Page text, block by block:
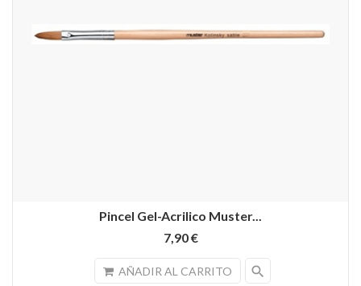
Pincel Gel-Acrilico Muster...
7,90 €
AÑADIR AL CARRITO search